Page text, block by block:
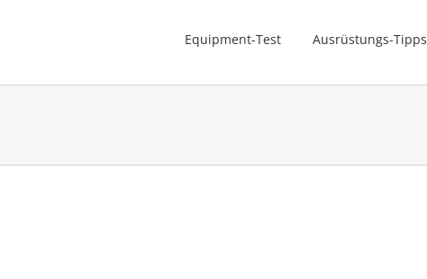
Equipment-Test Ausrüstungs-Tipps